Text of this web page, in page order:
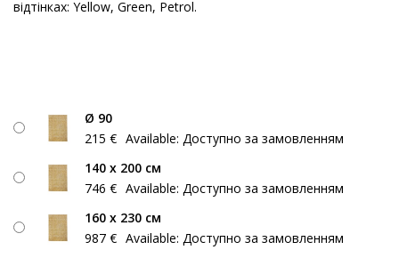
відтінках: Yellow, Green, Petrol.
Ø 90
215 € Available: Доступно за замовленням
140 х 200 см
746 € Available: Доступно за замовленням
160 х 230 см
987 € Available: Доступно за замовленням